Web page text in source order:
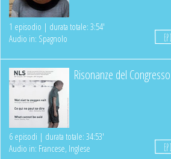
1 episodio | durata totale: 3:54'
Audio in: Spagnolo
Risonanze del
6 episodi | durata totale: 34:53'
Audio in: Francese, Inglese